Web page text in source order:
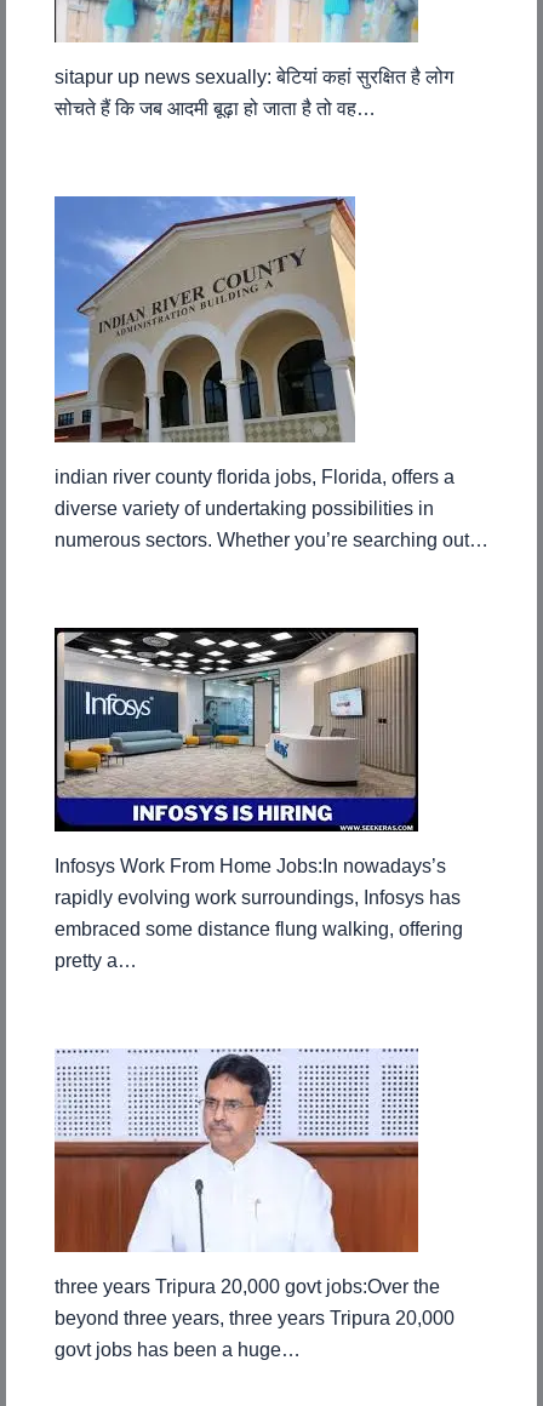
sitapur up news sexually: बेटियां कहां सुरक्षित है लोग
सोचते हैं कि जब आदमी बूढ़ा हो जाता है तो वह…
indian river county florida jobs, Florida, offers a
diverse variety of undertaking possibilities in
numerous sectors. Whether you’re searching out…
Infosys Work From Home Jobs:In nowadays’s
rapidly evolving work surroundings, Infosys has
embraced some distance flung walking, offering
pretty a…
three years Tripura 20,000 govt jobs:Over the
beyond three years, three years Tripura 20,000
govt jobs has been a huge…